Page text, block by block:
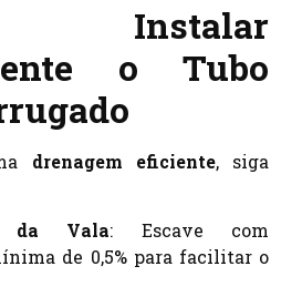
Instalar
o Tubo
drenagem eficiente, siga
da Vala: Escave com
de 0,5% para facilitar o